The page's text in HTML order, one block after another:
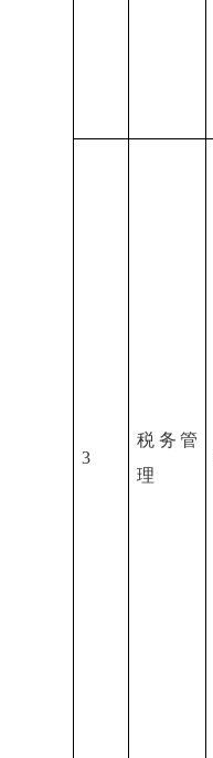
3
税务管
理